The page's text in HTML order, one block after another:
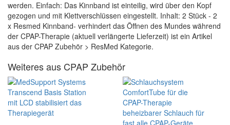
werden. Einfach: Das Kinnband ist einteilig, wird über den Kopf
gezogen und mit Klettverschlüssen eingestellt. Inhalt: 2 Stück - 2
x Resmed Kinnband- verhindert das Öffnen des Mundes während
der CPAP-Therapie (aktuell verlängerte Lieferzeit) ist ein Artikel
aus der CPAP Zubehör > ResMed Kategorie.
Weiteres aus CPAP Zubehör